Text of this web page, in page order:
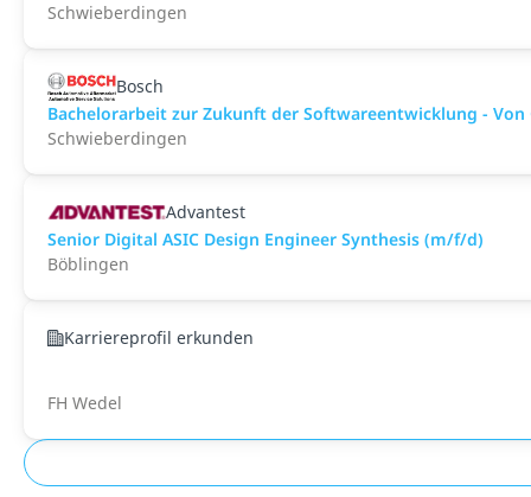
Schwieberdingen
Bosch
Bachelorarbeit zur Zukunft der Softwareentwicklung -
Schwieberdingen
Advantest
Senior Digital ASIC Design Engineer Synthesis (m/f/d)
Böblingen
Karriereprofil erkunden
FH Wedel